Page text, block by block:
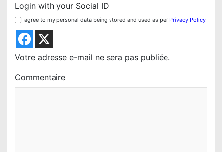
d
Login with your Social ID
I agree to my personal data being stored and used as per Privacy Policy
Votre adresse e-mail ne sera pas publiée.
Commentaire